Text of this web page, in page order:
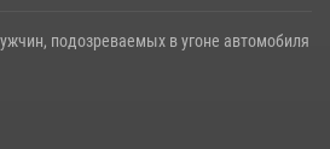
подозреваемых в угоне автомобиля